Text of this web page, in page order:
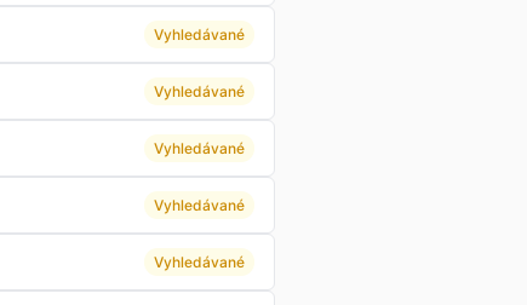
Vyhledávané
Vyhledávané
Vyhledávané
Vyhledávané
Vyhledávané